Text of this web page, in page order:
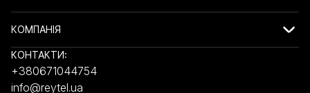
КОМПАНІЯ
КОНТАКТИ:
+380671044754
info@reytel.ua